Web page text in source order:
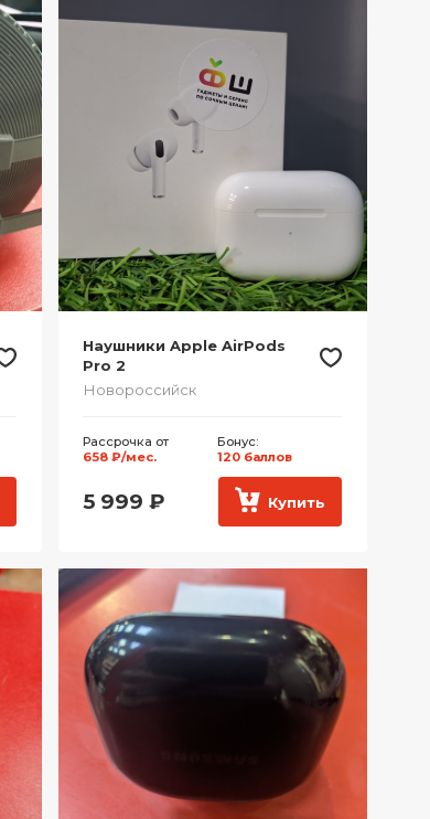
Наушники Apple AirPods
Pro 2
Новороссийск
Рассрочка от
658 ₽/мес.
Бонус:
120 баллов
5 999 ₽ Купить